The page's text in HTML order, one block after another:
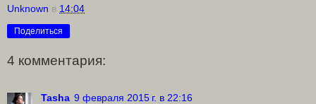
Unknown в 14:04
Поделиться
4 комментария:
Tasha 9 февраля 2015 г. в 22:16